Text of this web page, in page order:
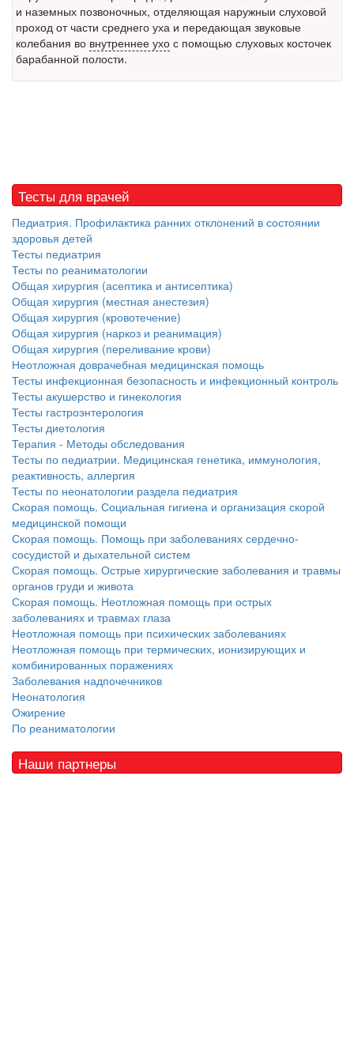
Местная анестезия развивает кардиотоксичность
Федеральная служба по
реанимации внесен в Госдуму
палату на
рассмотрение. Суть его
заключается в
нахождении одного из
родителей в
больничной палате
бесплатно, в течении всего срока лечения...
и наземных позвоночных, отделяющая наружныи слуховой
проход от части среднего уха и передающая звуковые
колебания во внутреннее ухо с помощью слуховых косточек
барабанной полости.
Тесты для врачей
Педиатрия. Профилактика ранних отклонений в состоянии
здоровья детей
Тесты педиатрия
Тесты по реаниматологии
Общая хирургия (асептика и антисептика)
Общая хирургия (местная анестезия)
Общая хирургия (кровотечение)
Общая хирургия (наркоз и реанимация)
Общая хирургия (переливание крови)
Неотложная доврачебная медицинская помощь
Тесты инфекционная безопасность и инфекционный контроль
Тесты акушерство и гинекология
Тесты гастроэнтерология
Тесты диетология
Терапия - Методы обследования
Тесты по педиатрии. Медицинская генетика, иммунология,
реактивность, аллергия
Тесты по неонатологии раздела педиатрия
Скорая помощь. Социальная гигиена и организация скорой
медицинской помощи
Скорая помощь. Помощь при заболеваниях сердечно-
сосудистой и дыхательной систем
Скорая помощь. Острые хирургические заболевания и травмы
органов груди и живота
Скорая помощь. Неотложная помощь при острых
заболеваниях и травмах глаза
Неотложная помощь при психических заболеваниях
Неотложная помощь при термических, ионизирующих и
комбинированных поражениях
Заболевания надпочечников
Неонатология
Ожирение
По реаниматологии
Наши партнеры